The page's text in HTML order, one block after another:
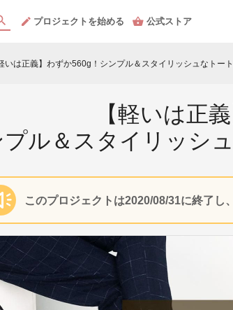
プロジェクトを始める 公式ストア
いは正義】わずか560g！シンプル＆スタイリッシュなトー
【軽いは正
プル＆スタイリッシ
このプロジェクトは2020/08/31に終了し